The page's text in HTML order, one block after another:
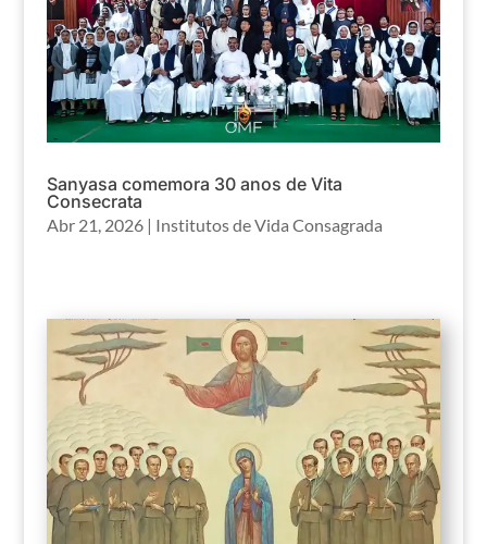
Sanyasa comemora 30 anos de Vita
Consecrata
Abr 21, 2026| Institutos de Vida Consagrada